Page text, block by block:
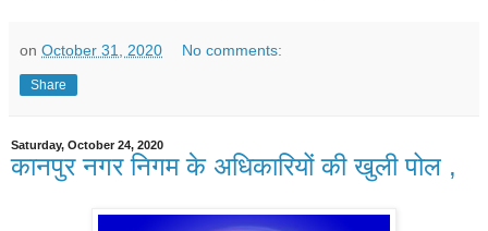
on October 31, 2020 No comments:
Share
Saturday, October 24, 2020
कानपुर नगर निगम के अधिकारियों की खुली पोल ,